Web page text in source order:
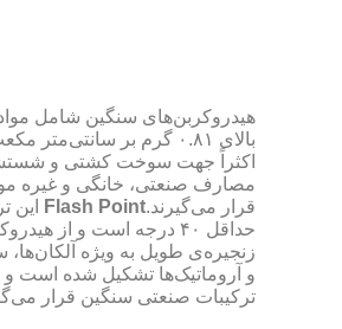
هیدروکربن‌های سنگین شامل
بالای ۰.۸۱ گرم بر
اکثراً جهت سوخت کشتی و
مصارف صنعتی، خانگی و غیره
قرار می‌­گیرند.Flash Point
این
حداقل ۴۰ درجه است و از
زنجیره‌ی طویل به ویژه آلکان‌ها،
و آروماتیک‌ها تشکیل شده است و
ترکیبات صنعتی سنگین قرار